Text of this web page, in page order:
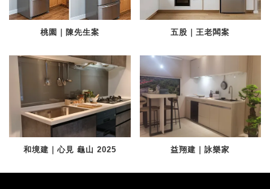
桃園｜陳先生案 五股｜王老闆案
和境建｜心見 龜山 2025 益翔建｜詠樂家